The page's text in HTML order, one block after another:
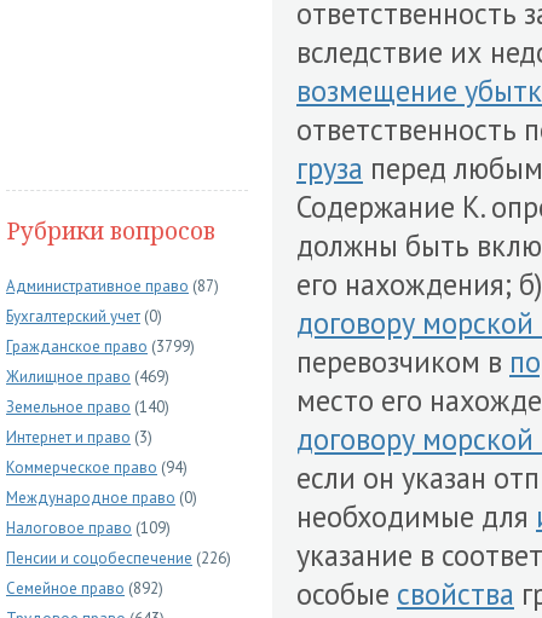
Рубрики вопросов
Административное право (87)
Бухгалтерский учет (0)
Гражданское право (3799)
Жилищное право (469)
Земельное право (140)
Интернет и право (3)
Коммерческое право (94)
Международное право (0)
Налоговое право (109)
Пенсии и соцобеспечение (226)
Семейное право (892)
ответственность
вследствие их
возмещение
ответственность
груза перед
Содержание К.
должны быть
его нахождения;
договору морской
перевозчиком в
место его
договору морской
если он указан
необходимые для
указание в
особые свойства